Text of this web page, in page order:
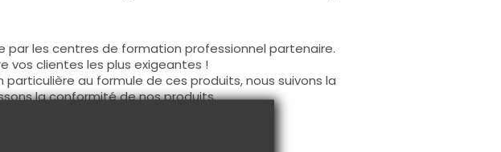
les centres de formation professionnel partenaire.
vos clientes les plus exigeantes !
particulière au formule de ces produits, nous suivons la
la conformité de nos produits.